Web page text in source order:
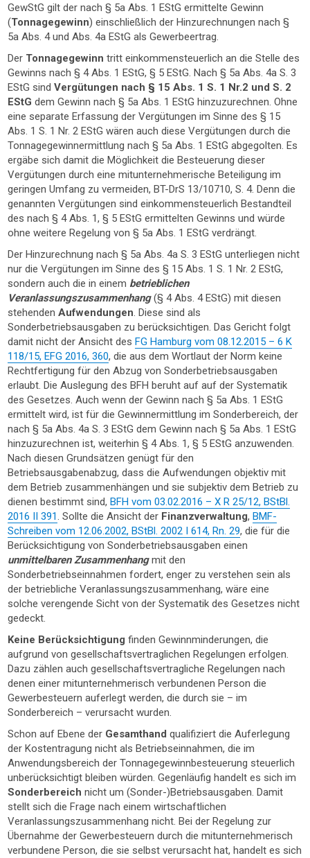
GewStG gilt der nach § 5a Abs. 1 EStG ermittelte Gewinn
(Tonnagegewinn) einschließlich der Hinzurechnungen nach §
5a Abs. 4 und Abs. 4a EStG als Gewerbeertrag.
Der Tonnagegewinntritt einkommensteuerlich an die Stelle des
Gewinns nach § 4 Abs. 1 EStG, § 5 EStG. Nach § 5a Abs. 4a S. 3
EStG sindVergütungen nach § 15 Abs. 1 S. 1 Nr.2 und S. 2
EStG dem Gewinn nach § 5a Abs. 1 EStG hinzuzurechnen. Ohne
eine separate Erfassung der Vergütungen im Sinne des § 15
Abs. 1 S. 1 Nr. 2 EStG wären auch diese Vergütungen durch die
Tonnagegewinnermittlung nach § 5a Abs. 1 EStG abgegolten. Es
ergäbe sich damit die Möglichkeit die Besteuerung dieser
Vergütungen durch eine mitunternehmerische Beteiligung im
geringen Umfang zu vermeiden, BT-DrS 13/10710, S. 4. Denn die
genannten Vergütungen sind einkommensteuerlich Bestandteil
des nach § 4 Abs. 1, § 5 EStG ermittelten Gewinns und würde
ohne weitere Regelung von § 5a Abs. 1 EStG verdrängt.
Der Hinzurechnung nach § 5a Abs. 4a S. 3 EStG unterliegen nicht
nur die Vergütungen im Sinne des § 15 Abs. 1 S. 1 Nr. 2 EStG,
sondern auch die in einem betrieblichen
Veranlassungszusammenhang(§ 4 Abs. 4 EStG) mit diesen
stehendenAufwendungen. Diese sind als
Sonderbetriebsausgaben zu berücksichtigen. Das Gericht folgt
damit nicht der Ansicht desFG Hamburg vom 08.12.2015 – 6 K
118/15, EFG 2016, 360, die aus dem Wortlaut der Norm keine
Rechtfertigung für den Abzug von Sonderbetriebsausgaben
erlaubt. Die Auslegung des BFH beruht auf auf der Systematik
des Gesetzes. Auch wenn der Gewinn nach § 5a Abs. 1 EStG
ermittelt wird, ist für die Gewinnermittlung im Sonderbereich, der
nach § 5a Abs. 4a S. 3 EStG dem Gewinn nach § 5a Abs. 1 EStG
hinzuzurechnen ist, weiterhin § 4 Abs. 1, § 5 EStG anzuwenden.
Nach diesen Grundsätzen genügt für den
Betriebsausgabenabzug, dass die Aufwendungen objektiv mit
dem Betrieb zusammenhängen und sie subjektiv dem Betrieb zu
dienen bestimmt sind,BFH vom 03.02.2016 – X R 25/12, BStBl.
2016 II 391. Sollte die Ansicht der Finanzverwaltung,BMF-
Schreiben vom 12.06.2002, BStBl. 2002 I 614, Rn. 29, die für die
Berücksichtigung von Sonderbetriebsausgaben einen
unmittelbaren Zusammenhangmit den
Sonderbetriebseinnahmen fordert, enger zu verstehen sein als
der betriebliche Veranlassungszusammenhang, wäre eine
solche verengende Sicht von der Systematik des Gesetzes nicht
gedeckt.
Keine Berücksichtigungfinden Gewinnminderungen, die
aufgrund von gesellschaftsvertraglichen Regelungen erfolgen.
Dazu zählen auch gesellschaftsvertragliche Regelungen nach
denen einer mitunternehmerisch verbundenen Person die
Gewerbesteuern auferlegt werden, die durch sie – im
Sonderbereich – verursacht wurden.
Schon auf Ebene der Gesamthandqualifiziert die Auferlegung
der Kostentragung nicht als Betriebseinnahmen, die im
Anwendungsbereich der Tonnagegewinnbesteuerung steuerlich
unberücksichtigt bleiben würden. Gegenläufig handelt es sich im
Sonderbereichnicht um (Sonder-)Betriebsausgaben. Damit
stellt sich die Frage nach einem wirtschaftlichen
Veranlassungszusammenhang nicht. Bei der Regelung zur
Übernahme der Gewerbesteuern durch die mitunternehmerisch
verbundene Person, die sie selbst verursacht hat, handelt es sich